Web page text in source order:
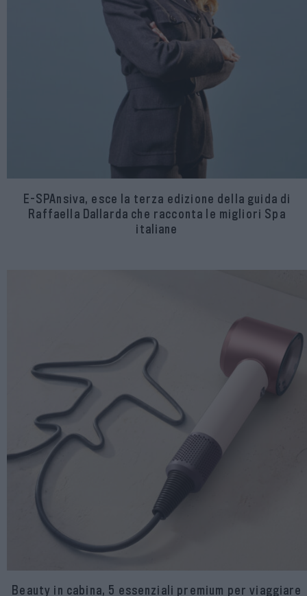
E-SPAnsiva, esce la terza edizione della guida di
Raffaella Dallarda che racconta le migliori Spa
italiane
Beauty in cabina, 5 essenziali premium per viaggiare